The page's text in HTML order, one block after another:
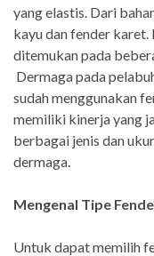
yang elastis. Dari
kayu dan fender karet.
ditemukan pada
Dermaga pada
sudah menggunakan
memiliki kinerja yang
berbagai jenis dan
dermaga.
Mengenal Tipe
Untuk dapat memilih